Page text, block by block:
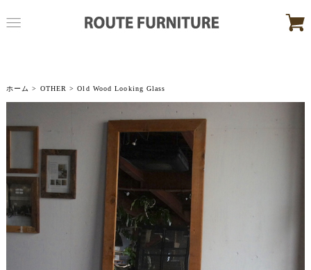
ホーム > OTHER > Old Wood Looking Glass